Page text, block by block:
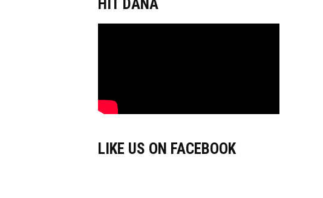
HIT DANA
LIKE US ON FACEBOOK